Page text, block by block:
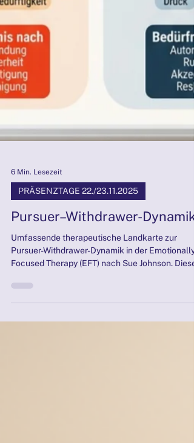
6 Min. Lesezeit
PRÄSENZTAGE 22./23.11.2025
Pursuer–Withdrawer-Dynamik
Umfassende therapeutische Landkarte zur
Focused Therapy (EFT) nach Sue Johnson. Diese
professionelle Visualisierung zeigt den